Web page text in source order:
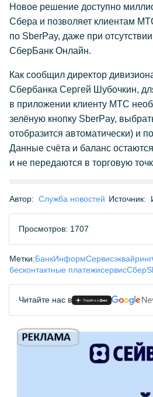
Новое решение доступно
Сбера и позволяет клиентам
по SberPay, даже при
СберБанк Онлайн.
Как сообщил директор
Сбербанка Сергей Шубочкин,
в приложении клиенту МТС
зелёную кнопку SberPay,
отобразится автоматически) и
Данные счёта и баланс
и не передаются в торговую
Автор: Служба новостей Источник:
Просмотров: 1707
Метки:БанкИнформСервисэквайринг
бесконтактные платежисервисСбер
Читайте нас в